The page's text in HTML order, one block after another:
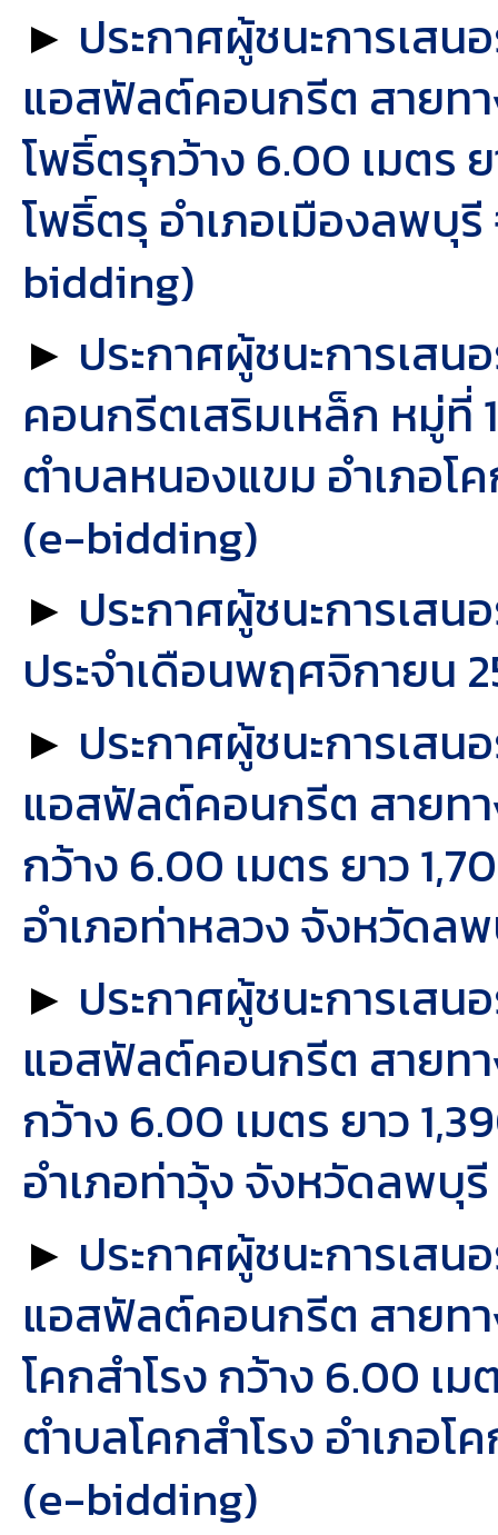
► ประกาศผู้ชนะการเสน
แอสฟัลต์คอนกรีต สายท
โพธิ์ตรุกว้าง 6.00 เมตร
โพธิ์ตรุ อำเภอเมืองลพบุ
bidding)
► ประกาศผู้ชนะการเสน
คอนกรีตเสริมเหล็ก หมู่ที่
ตำบลหนองแขม อำเภอโ
(e-bidding)
► ประกาศผู้ชนะการเส
ประจำเดือนพฤศจิกายน
► ประกาศผู้ชนะการเส
แอสฟัลต์คอนกรีต สายท
กว้าง 6.00 เมตร ยาว
อำเภอท่าหลวง จังหวัดล
► ประกาศผู้ชนะการเสน
แอสฟัลต์คอนกรีต สายท
กว้าง 6.00 เมตร ยาว
อำเภอท่าวุ้ง จังหวัดลพบุ
► ประกาศผู้ชนะการเสน
แอสฟัลต์คอนกรีต สายท
โคกสำโรง กว้าง 6.00 เม
ตำบลโคกสำโรง อำเภอ
(e-bidding)